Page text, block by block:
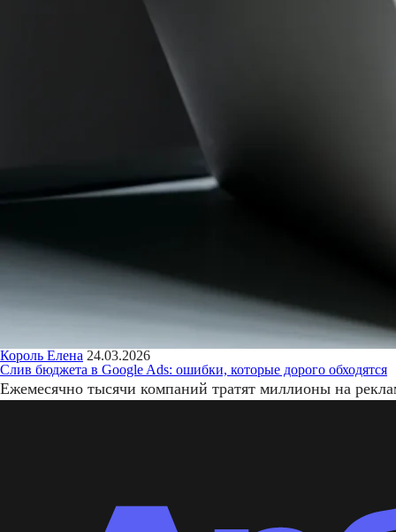
Король Елена 24.03.2026
Слив бюджета в Google Ads: ошибки, которые дорого обходятся
Ежемесячно тысячи компаний тратят миллионы на